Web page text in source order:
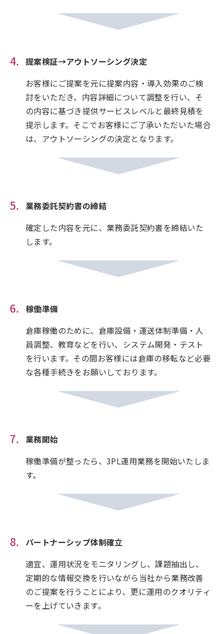
提案検証→アウトソーシング決定
お客様にご提案を元に提案内容・導入効果のご検
討をいただき、内容詳細について調整を行い、そ
の内容に基づき提供サービスレベルと最終見積を
提示します。そこでお客様にご了承いただいた場合
は、アウトソーシングの決定となります。
業務委託契約書の締結
確定した内容を元に、業務委託契約書を締結いた
します。
稼働準備
倉庫稼働のために、倉庫設備・運送体制準備・人
員調整、教育などを行い、システム開発・テスト
を行います。その間お客様には倉庫の移転など必要
な各種手続きをお願いしております。
業務開始
稼働準備が整ったら、3PL運用業務を開始いたしま
す。
パートナーシップ体制確立
適宜、運用状況をモニタリングし、課題抽出し、
定期的な情報交換を行いながら当社から業務改善
のご提案を行うことにより、更に運用のクオリティ
ーを上げていきます。